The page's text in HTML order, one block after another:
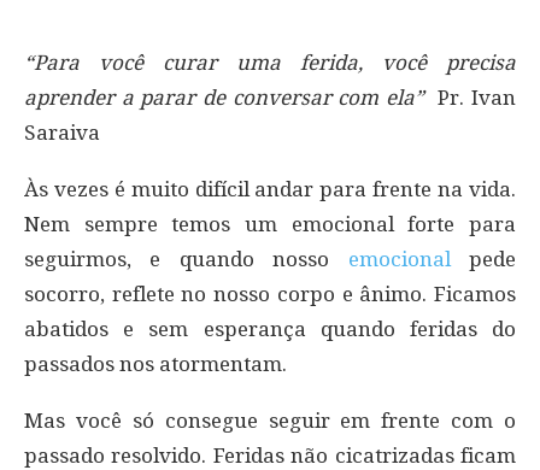
“Para você curar uma ferida, você precisa
aprender a parar de conversar com ela”Pr. Ivan
Saraiva
Às vezes é muito difícil andar para frente na vida.
Nem sempre temos um emocional forte para
seguirmos, e quando nosso emocionalpede
socorro, reflete no nosso corpo e ânimo. Ficamos
abatidos e sem esperança quando feridas do
passados nos atormentam.
Mas você só consegue seguir em frente com o
passado resolvido. Feridas não cicatrizadas ficam